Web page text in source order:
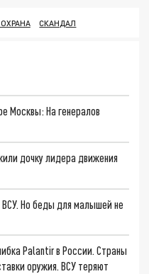
СКАНДАЛ
Москвы: На генералов
дочку лидера движения
Но беды для малышей не
Palantir в России. Страны
оружия. ВСУ теряют